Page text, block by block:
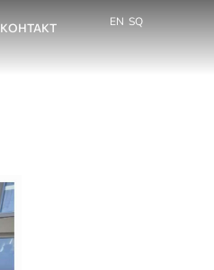
КОНТАКТ EN SQ